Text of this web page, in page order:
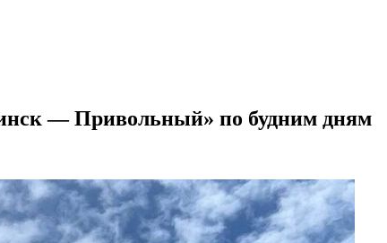
— Привольный» по будним дням